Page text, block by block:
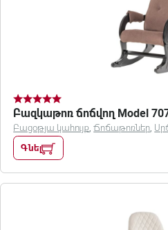
Բազկաթոռ ճոճվող Model
Բացօթյա կահույք,Ճոճաթոռներ,
Գնել